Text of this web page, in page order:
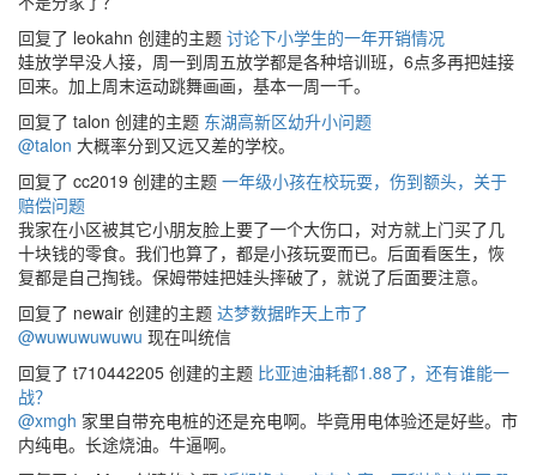
回复了 leokahn 创建的主题 讨论下小学生的一年开销情况
娃放学早没人接，周一到周五放学都是各种培训班，6点多再把娃接
回来。加上周末运动跳舞画画，基本一周一千。
回复了 talon 创建的主题 东湖高新区幼升小问题
@talon 大概率分到又远又差的学校。
回复了 cc2019 创建的主题 一年级小孩在校玩耍，伤到额头，关于
赔偿问题
我家在小区被其它小朋友脸上要了一个大伤口，对方就上门买了几
十块钱的零食。我们也算了，都是小孩玩耍而已。后面看医生，恢
复都是自己掏钱。保姆带娃把娃头摔破了，就说了后面要注意。
回复了 newair 创建的主题 达梦数据昨天上市了
@wuwuwuwuwu 现在叫统信
回复了 t710442205 创建的主题 比亚迪油耗都1.88了，还有谁能一
战？
@xmgh 家里自带充电桩的还是充电啊。毕竟用电体验还是好些。市
内纯电。长途烧油。牛逼啊。